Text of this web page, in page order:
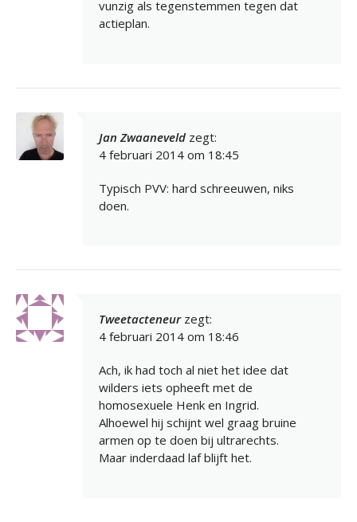
vunzig als tegenstemmen tegen dat
actieplan.
Jan Zwaaneveld zegt:
4 februari 2014 om 18:45
Typisch PVV: hard schreeuwen, niks
doen.
Tweetacteneur zegt:
4 februari 2014 om 18:46
Ach, ik had toch al niet het idee dat
wilders iets opheeft met de
homosexuele Henk en Ingrid.
Alhoewel hij schijnt wel graag bruine
armen op te doen bij ultrarechts.
Maar inderdaad laf blijft het.